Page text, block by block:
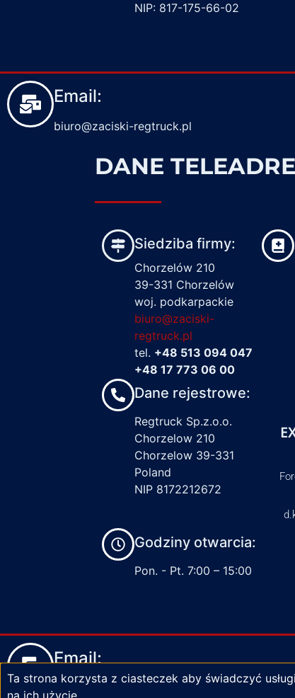
NIP: 817-175-66-02
Email:
biuro@zaciski-regtruck.pl
DANE
Siedziba firmy:
Chorzelów 210
39-331 Chorzelów
woj. podkarpackie
biuro@zaciski-
regtruck.pl
tel. +48 513 094 047
+48 17 773 06 00
Dane rejestrowe:
Regtruck Sp.z.o.o.
Chorzelow 210
Chorzelow 39-331
Poland
NIP 8172212672
Godziny otwarcia:
Pon. - Pt. 7:00 – 15:00
Email:
biuro@zaciski-regtruck.pl
Ta strona korzysta z ciasteczek aby świadczyć
na ich użycie